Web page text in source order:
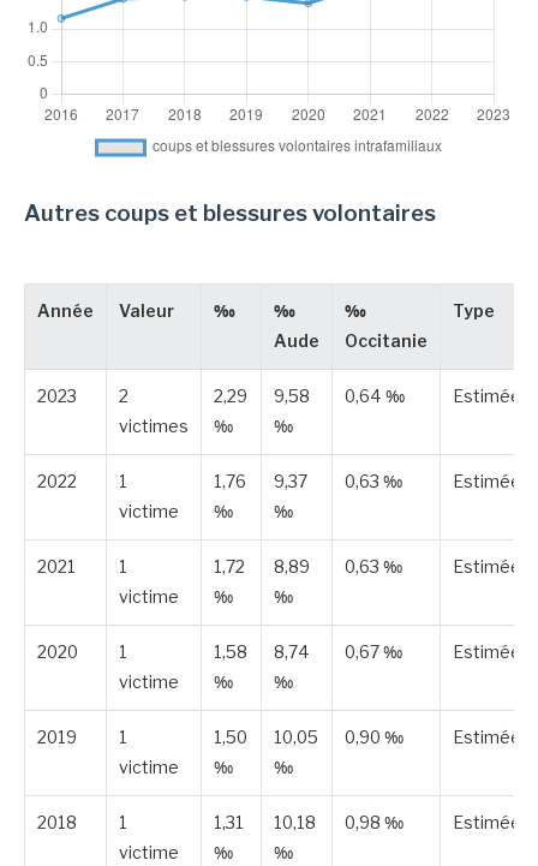
Autres coups et blessures volontaires
Année Valeur ‰
‰
Aude
‰
Occitanie
Type
2023
2
victimes
2,29
‰
9,58
‰
0,64 ‰ Estimée
2022
1
victime
1,76
‰
9,37
‰
0,63 ‰ Estimée
2021
1
victime
1,72
‰
8,89
‰
0,63 ‰ Estimée
2020
1
victime
1,58
‰
8,74
‰
0,67 ‰ Estimée
2019
1
victime
1,50
‰
10,05
‰
0,90 ‰ Estimée
2018
1
victime
1,31
‰
10,18
‰
0,98 ‰ Estimée